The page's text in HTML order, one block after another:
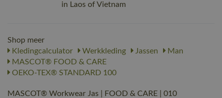
in Laos of Vietnam
Shop meer
Kledingcalculator
Werkkleding Jassen
Man
MASCOT® FOOD & CARE
OEKO-TEX® STANDARD 100
MASCOT® Workwear Jas | FOOD & CARE | 010